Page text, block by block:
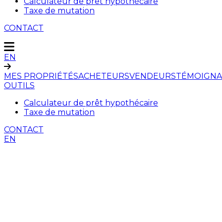
Taxe de mutation
CONTACT
EN
MES PROPRIÉTÉSACHETEURSVENDEURS
OUTILS
Calculateur de prêt hypothécaire
Taxe de mutation
CONTACT
EN